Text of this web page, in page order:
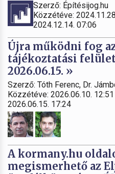
Szerző: Építésijog.hu
Közzétéve:
2024.12.14. 07:06
Újra működni fog
tájékoztatási
2026.06.15. »
Szerző: Tóth Ferenc, Dr.
Közzétéve: 2026.06.10.
2026.06.15. 17:24
A kormany.hu
megismerhető az